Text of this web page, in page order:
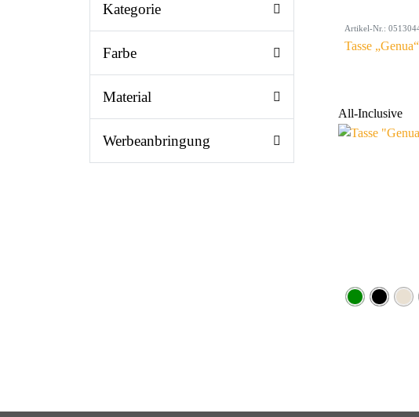
Kategorie
Farbe
Material
Werbeanbringung
Artikel-Nr.:
Tasse „Genua“
All-Inclusive